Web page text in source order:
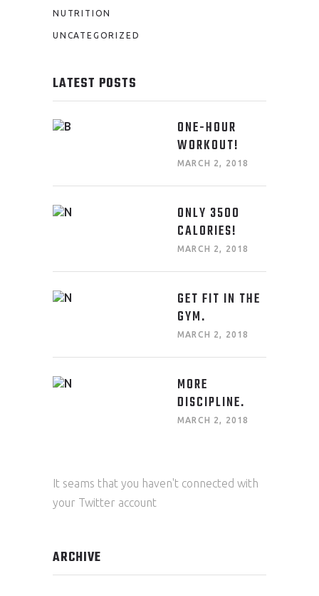
NUTRITION
UNCATEGORIZED
LATEST POSTS
ONE-HOUR
WORKOUT!
MARCH 2, 2018
ONLY 3500
CALORIES!
MARCH 2, 2018
GET FIT IN THE
GYM.
MARCH 2, 2018
MORE
DISCIPLINE.
MARCH 2, 2018
It seams that you haven't connected with
your Twitter account
ARCHIVE